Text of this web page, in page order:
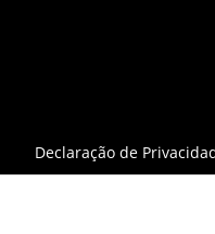
Declaração de